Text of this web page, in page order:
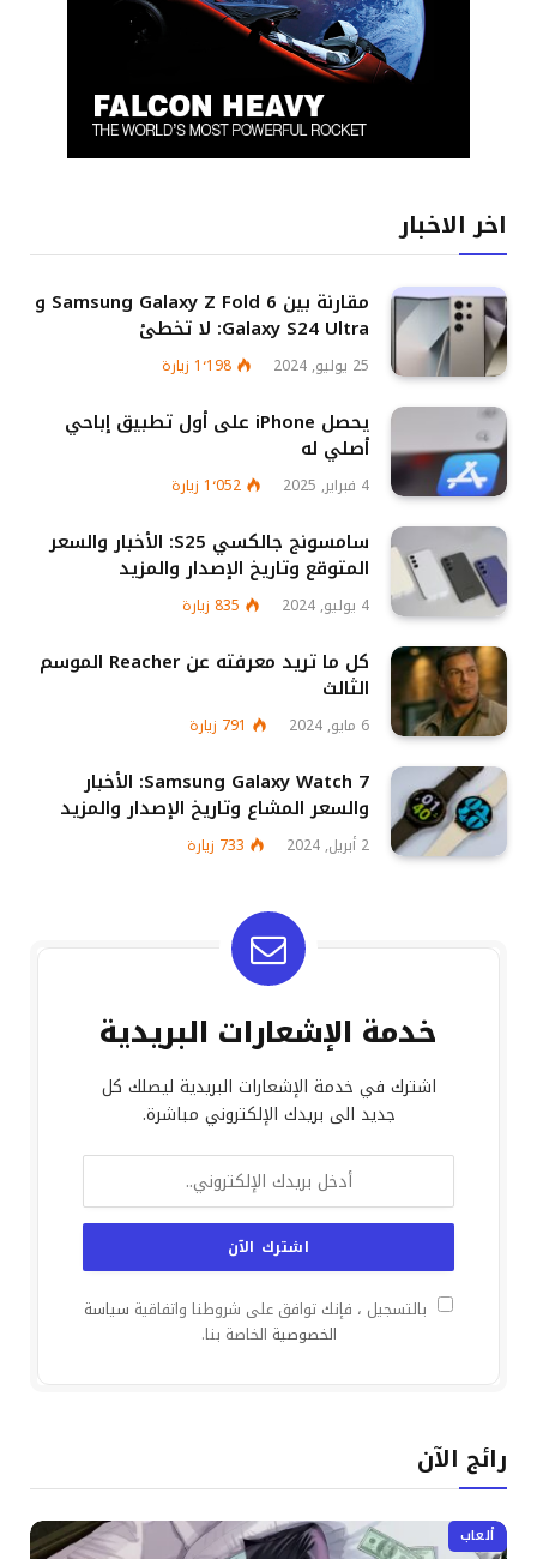
اخر الاخبار
مقارنة بين Samsung Galaxy Z Fold 6 و
Galaxy S24 Ultra: لا تخطئ
25 يوليو, 2024 1٬198 زيارة
يحصل iPhone على أول تطبيق إباحي
أصلي له
4 فبراير, 2025 1٬052 زيارة
سامسونج جالكسي S25: الأخبار والسعر
المتوقع وتاريخ الإصدار والمزيد
4 يوليو, 2024 835 زيارة
كل ما تريد معرفته عن Reacher الموسم
الثالث
6 مايو, 2024 791 زيارة
Samsung Galaxy Watch 7: الأخبار
والسعر المشاع وتاريخ الإصدار والمزيد
2 أبريل, 2024 733 زيارة
خدمة الإشعارات البريدية
اشترك في خدمة الإشعارات البريدية ليصلك كل
جديد الى بريدك الإلكتروني مباشرة.
بالتسجيل ، فإنك توافق على شروطنا واتفاقية سياسة
الخصوصية الخاصة بنا.
رائج الآن
ألعاب